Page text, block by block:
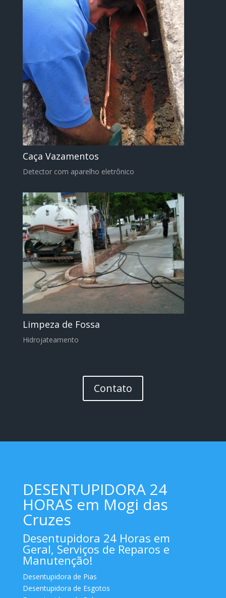
Caça Vazamentos
Detector com aparelho eletrônico
Limpeza de Fossa
Hidrojateamento
Contato
DESENTUPIDORA 24
HORAS em Mogi das
Cruzes
Desentupidora 24 Horas em
Geral, Serviços de Reparos e
Manutenção!
Desentupidora de Pias
Desentupidora de Esgotos